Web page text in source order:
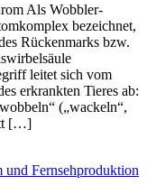
Als Wobbler-
bezeichnet,
Rückenmarks bzw.
leitet sich vom
erkrankten Tieres ab:
(„wackeln“,
[…]